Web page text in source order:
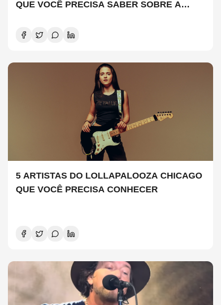
QUE VOCÊ PRECISA SABER SOBRE A
5 ARTISTAS DO LOLLAPALOOZA CHICAGO
QUE VOCÊ PRECISA CONHECER